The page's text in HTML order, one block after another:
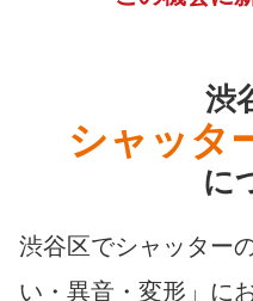
渋
シャッタ
に
渋谷区でシャッター
い・異音・変形」に